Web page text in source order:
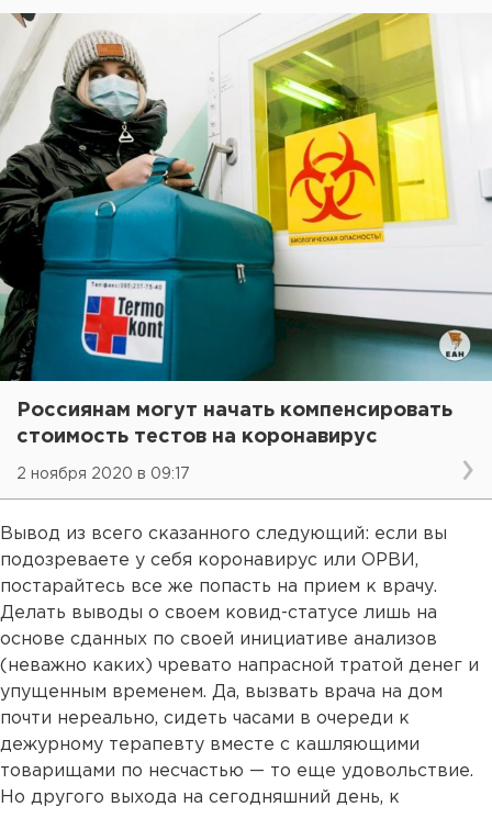
Россиянам могут начать компенсировать
стоимость тестов на коронавирус
2 ноября 2020 в 09:17
Вывод из всего сказанного следующий: если вы
подозреваете у себя коронавирус или ОРВИ,
постарайтесь все же попасть на прием к врачу.
Делать выводы о своем ковид-статусе лишь на
основе сданных по своей инициативе анализов
(неважно каких) чревато напрасной тратой денег и
упущенным временем. Да, вызвать врача на дом
почти нереально, сидеть часами в очереди к
дежурному терапевту вместе с кашляющими
товарищами по несчастью — то еще удовольствие.
Но другого выхода на сегодняшний день, к